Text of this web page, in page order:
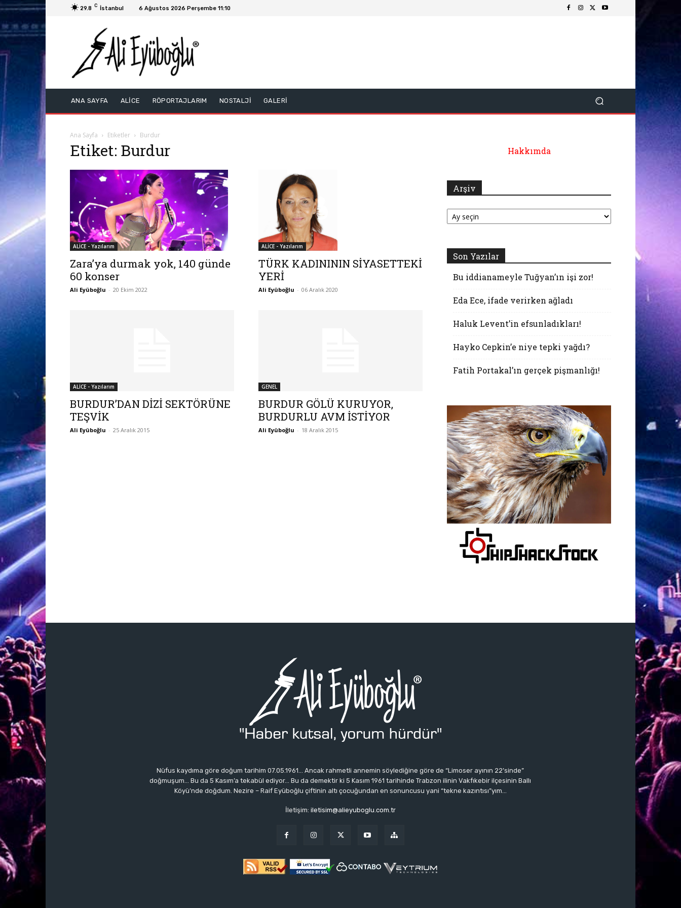
29.8 C İstanbul 6 Ağustos 2026 Perşembe 11:10
ANA SAYFA ALİCE RÖPORTAJLARIM NOSTALJİ GALERİ
Ana Sayfa Etiketler Burdur
Etiket: Burdur
ALİCE - Yazılarım
Zara’ya durmak yok, 140 günde
60 konser
Ali Eyüboğlu - 20 Ekim 2022
ALİCE - Yazılarım
TÜRK KADINININ SİYASETTEKİ
YERİ
Ali Eyüboğlu - 06 Aralık 2020
ALİCE - Yazılarım
BURDUR’DAN DİZİ SEKTÖRÜNE
TEŞVİK
Ali Eyüboğlu - 25 Aralık 2015
GENEL
BURDUR GÖLÜ KURUYOR,
BURDURLU AVM İSTİYOR
Ali Eyüboğlu - 18 Aralık 2015
Hakkımda
Arşiv
Arşiv
Son Yazılar
Bu iddianameyle Tuğyan’ın işi zor!
Eda Ece, ifade verirken ağladı
Haluk Levent’in efsunladıkları!
Hayko Cepkin’e niye tepki yağdı?
Fatih Portakal’ın gerçek pişmanlığı!
Nüfus kaydıma göre doğum tarihim 07.05.1961… Ancak rahmetli annemin söylediğine göre de “Limoser ayının 22’sinde”
doğmuşum… Bu da 5 Kasım’a tekabül ediyor… Bu da demektir ki 5 Kasım 1961 tarihinde Trabzon ilinin Vakfıkebir ilçesinin Ballı
Köyü’nde doğdum. Nezire – Raif Eyüboğlu çiftinin altı çocuğundan en sonuncusu yani “tekne kazıntısı”yım…
İletişim: iletisim@alieyuboglu.com.tr